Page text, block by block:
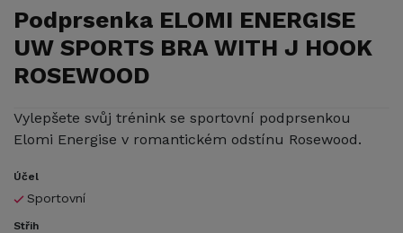
Podprsenka ELOMI ENERGISE
UW SPORTS BRA WITH J HOOK
ROSEWOOD
Vylepšete svůj trénink se sportovní podprsenkou
Elomi Energise v romantickém odstínu Rosewood.
Účel
Sportovní
Střih